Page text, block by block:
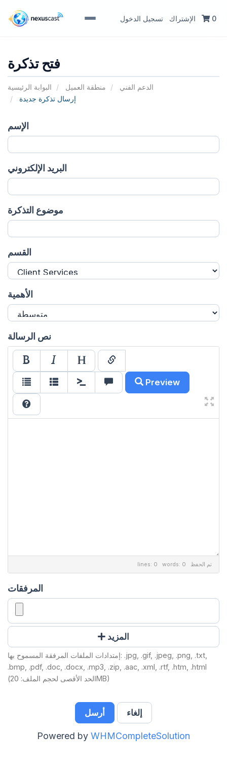
تسجيل الدخول الإشتراك 0
فتح تذكرة
البوابة الرئيسية منطقة العميل
الدعم الفني
إرسال تذكرة جديدة
الإسم
البريد الإلكتروني
موضوع التذكرة
القسم
الأهمية
نص الرسالة
Preview
lines: 0 words: 0 تم الحفظ
المرفقات
المزيد
إمتدادات الملفات المرفقة المسموح بها: .jpg, .gif, .jpeg, .png, .txt,
.bmp, .pdf, .doc, .docx, .mp3, .zip, .aac, .xml, .rtf, .htm, .html
(الحد الأقصى لحجم الملف: 20MB)
إلغاء
Powered by WHMCompleteSolution